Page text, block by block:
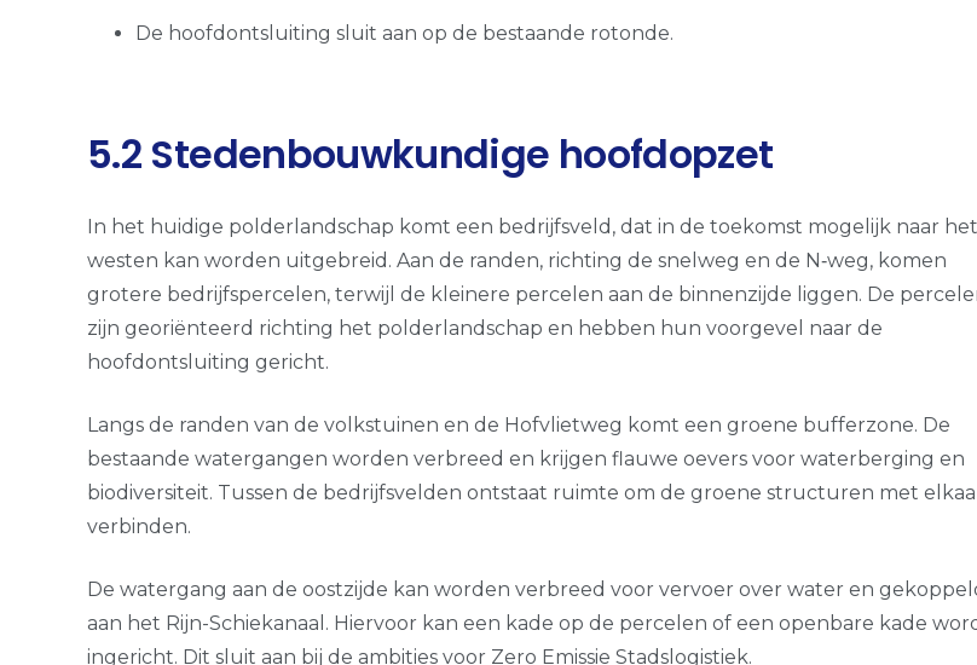
De hoofdontsluiting sluit aan op de bestaande rotonde.
5.2 Stedenbouwkundige hoofdopzet
In het huidige polderlandschap komt een bedrijfsveld, dat in de toekomst mogelijk naar het
westen kan worden uitgebreid. Aan de randen, richting de snelweg en de N‑weg, komen
grotere bedrijfspercelen, terwijl de kleinere percelen aan de binnenzijde liggen. De
zijn georiënteerd richting het polderlandschap en hebben hun voorgevel naar de
hoofdontsluiting gericht.
Langs de randen van de volkstuinen en de Hofvlietweg komt een groene bufferzone. De
bestaande watergangen worden verbreed en krijgen flauwe oevers voor waterberging en
biodiversiteit. Tussen de bedrijfsvelden ontstaat ruimte om de groene structuren met
verbinden.
De watergang aan de oostzijde kan worden verbreed voor vervoer over water en
aan het Rijn-Schiekanaal. Hiervoor kan een kade op de percelen of een openbare kade
ingericht. Dit sluit aan bij de ambities voor Zero Emissie Stadslogistiek.